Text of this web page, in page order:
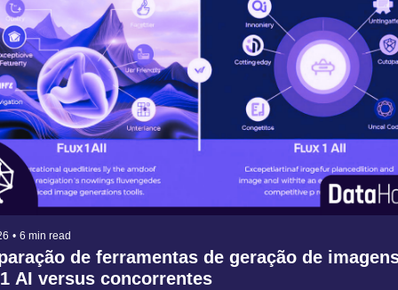
• 6 min read
de ferramentas de geração de
AI versus concorrentes